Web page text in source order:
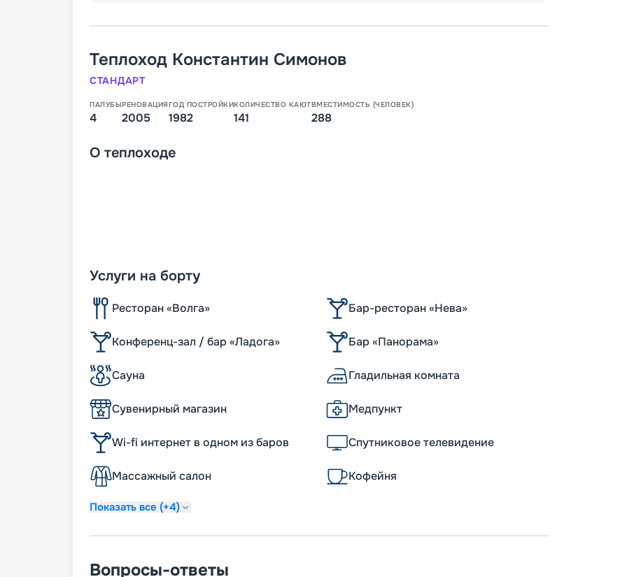
Теплоход Константин Симонов
СТАНДАРТ
ПАЛУБЫ
4
РЕНОВАЦИЯ
2005
ГОД ПОСТРОЙКИ
1982
КОЛИЧЕСТВО КАЮТ
141
ВМЕСТИМОСТЬ (ЧЕЛОВЕК)
288
О теплоходе
Услуги на борту
Ресторан «Волга» Бар-ресторан «Нева»
Конференц-зал / бар «Ладога» Бар «Панорама»
Сауна Гладильная комната
Сувенирный магазин Медпункт
Wi-fi интернет в одном из баров Спутниковое телевидение
Массажный салон Кофейня
Показать все (+4)
Вопросы-ответы